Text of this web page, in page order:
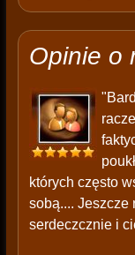
Opinie o
których często
sobą.... Jeszcze
serdeczcznie i